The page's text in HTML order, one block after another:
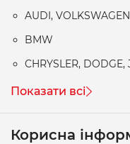
AUDI,
BMW
CHRYSLER, DODGE,
Показати всі
Корисна